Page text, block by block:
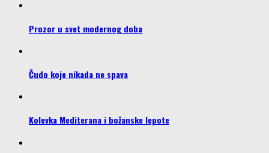
Prozor u svet modernog doba
Čudo koje nikada ne spava
Kolevka Mediterana i božanske lepote